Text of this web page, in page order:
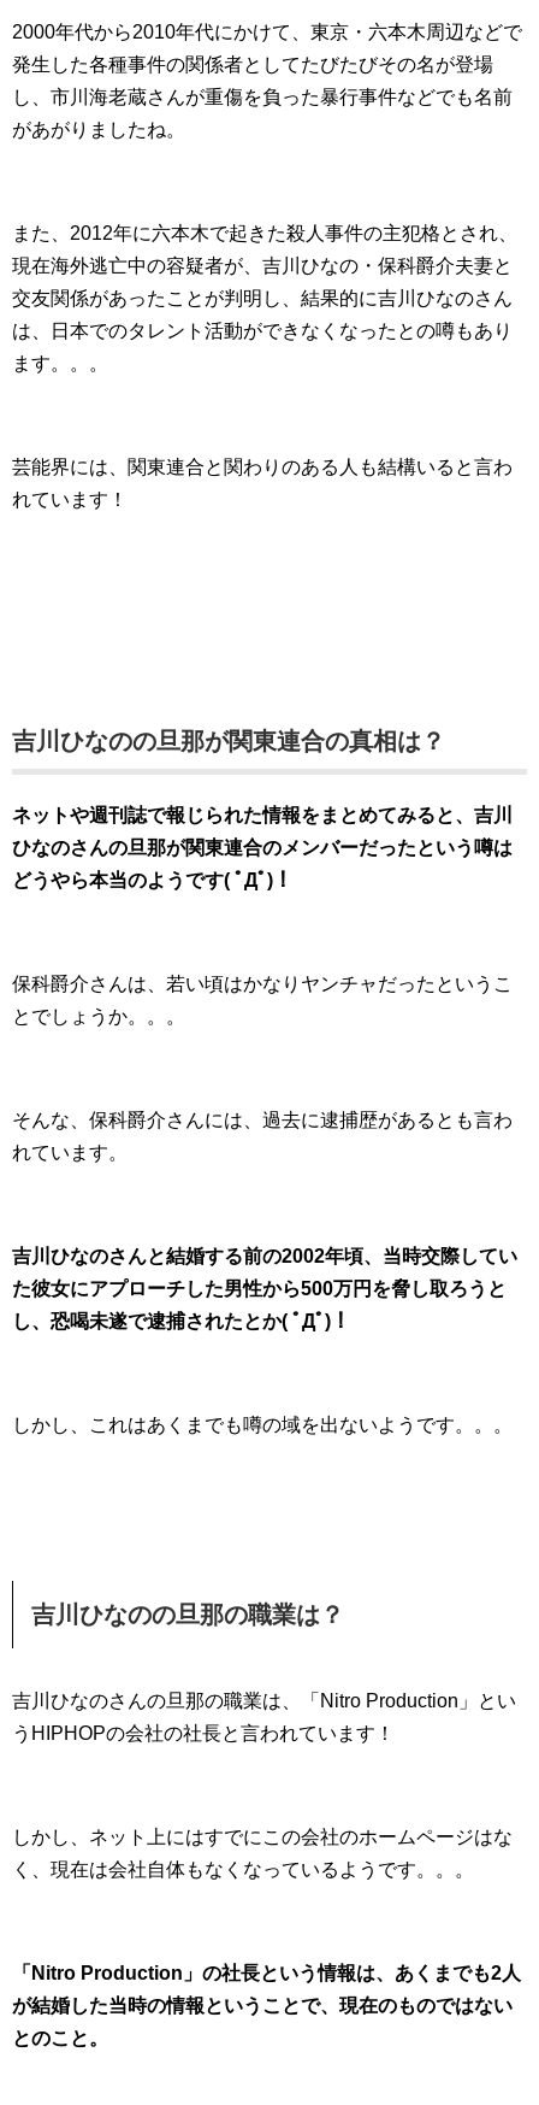
2000年代から2010年代にかけて、東京・六本木周辺などで
発生した各種事件の関係者としてたびたびその名が登場
し、市川海老蔵さんが重傷を負った暴行事件などでも名前
があがりましたね。
また、2012年に六本木で起きた殺人事件の主犯格とされ、
現在海外逃亡中の容疑者が、吉川ひなの・保科爵介夫妻と
交友関係があったことが判明し、結果的に吉川ひなのさん
は、日本でのタレント活動ができなくなったとの噂もあり
ます。。。
芸能界には、関東連合と関わりのある人も結構いると言わ
れています！
吉川ひなのの旦那が関東連合の真相は？
ネットや週刊誌で報じられた情報をまとめてみると、吉川
ひなのさんの旦那が関東連合のメンバーだったという噂は
どうやら本当のようです( ﾟДﾟ)！
保科爵介さんは、若い頃はかなりヤンチャだったというこ
とでしょうか。。。
そんな、保科爵介さんには、過去に逮捕歴があるとも言わ
れています。
吉川ひなのさんと結婚する前の2002年頃、当時交際してい
た彼女にアプローチした男性から500万円を脅し取ろうと
し、恐喝未遂で逮捕されたとか( ﾟДﾟ)！
しかし、これはあくまでも噂の域を出ないようです。。。
吉川ひなのの旦那の職業は？
吉川ひなのさんの旦那の職業は、「Nitro Production」とい
うHIPHOPの会社の社長と言われています！
しかし、ネット上にはすでにこの会社のホームページはな
く、現在は会社自体もなくなっているようです。。。
「Nitro Production」の社長という情報は、あくまでも2人
が結婚した当時の情報ということで、現在のものではない
とのこと。